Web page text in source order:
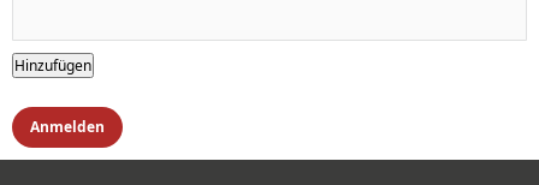
Hinzufügen